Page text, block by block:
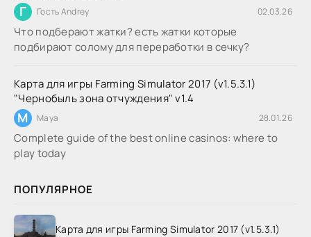
Г Гость Andrey 02.03.26
Что подберают жатки? есть жатки которые
подбирают солому для переработки в сечку?
Карта для игры Farming Simulator 2017 (v1.5.3.1)
"Чернобыль зона отчуждения" v1.4
M Maya 28.01.26
Complete guide of the best online casinos: where to
play today
ПОПУЛЯРНОЕ
Карта для игры Farming Simulator 2017 (v1.5.3.1)